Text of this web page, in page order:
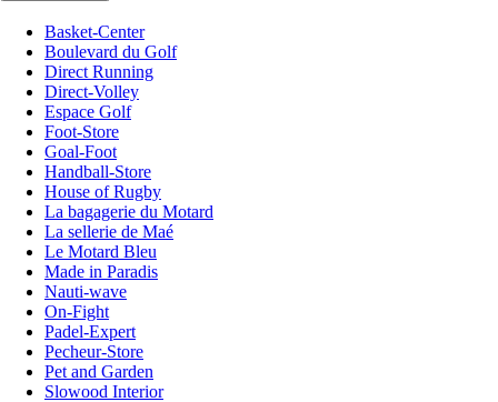
Basket-Center
Boulevard du Golf
Direct Running
Direct-Volley
Espace Golf
Foot-Store
Goal-Foot
Handball-Store
House of Rugby
La bagagerie du Motard
La sellerie de Maé
Le Motard Bleu
Made in Paradis
Nauti-wave
On-Fight
Padel-Expert
Pecheur-Store
Pet and Garden
Slowood Interior